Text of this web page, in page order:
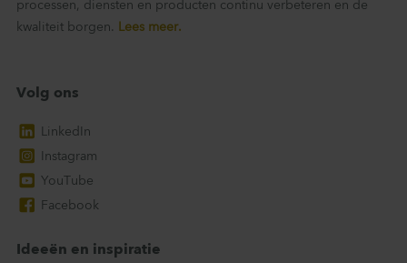
processen, diensten en producten continu verbeteren en de
kwaliteit borgen.
Lees meer.
Volg ons
LinkedIn
Instagram
YouTube
Facebook
Ideeën en inspiratie